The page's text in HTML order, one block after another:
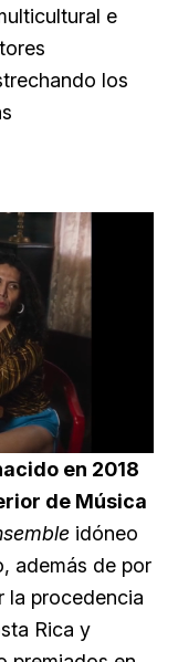
e
los
en 2018
de Música
idóneo
además de por
la procedencia
Rica y